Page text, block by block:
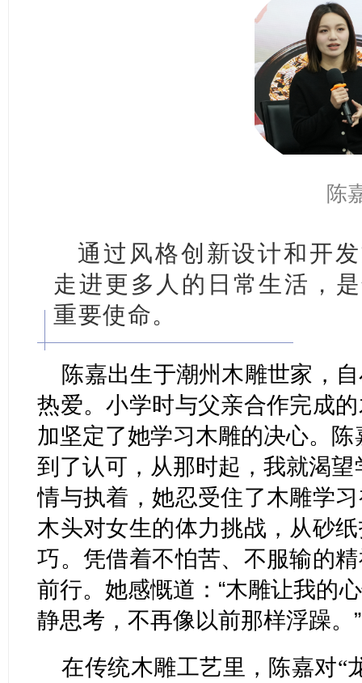
陈
通过风格创新设计和开
走进更多人的日常生活，
重要使命。
陈嘉出生于潮州木雕世家，
热爱。小学时与父亲合作完成
加坚定了她学习木雕的决心。
到了认可，从那时起，我就渴
情与执着，她忍受住了木雕学
木头对女生的体力挑战，从砂
巧。凭借着不怕苦、不服输的
前行。她感慨道：“木雕让我的
静思考，不再像以前那样浮躁。”
在传统木雕工艺里，陈嘉对“